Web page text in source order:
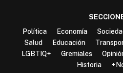
Política
Economía
Salud
Educación
LGBTIQ+
Gremiales
Historia